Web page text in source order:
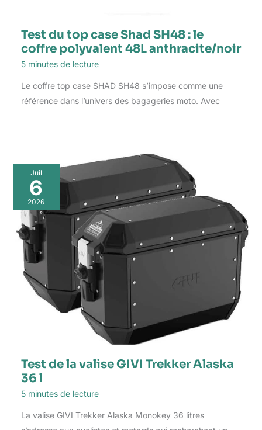
Test du top case Shad SH48 : le
coffre polyvalent 48L anthracite/noir
5 minutes de lecture
Le coffre top case SHAD SH48 s’impose comme une
référence dans l’univers des bagageries moto. Avec
Juil
6
2026
Test de la valise GIVI Trekker Alaska
36 l
5 minutes de lecture
La valise GIVI Trekker Alaska Monokey 36 litres